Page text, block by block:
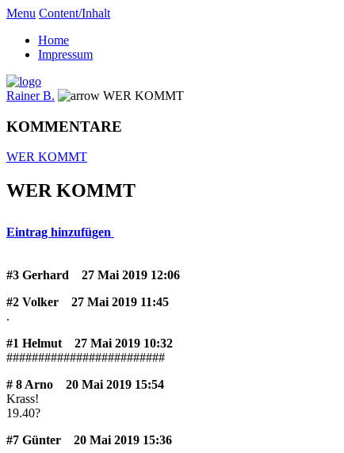
Menu Content/Inhalt
Home
Impressum
Rainer B. WER KOMMT
KOMMENTARE
WER KOMMT
WER KOMMT
Eintrag hinzufügen
#3 Gerhard
27 Mai 2019 12:06
#2 Volker
27 Mai 2019 11:45
.
#1 Helmut
27 Mai 2019 10:32
#########################
# 8 Arno
20 Mai 2019 15:54
Krass!
19.40?
#7 Günter
20 Mai 2019 15:36